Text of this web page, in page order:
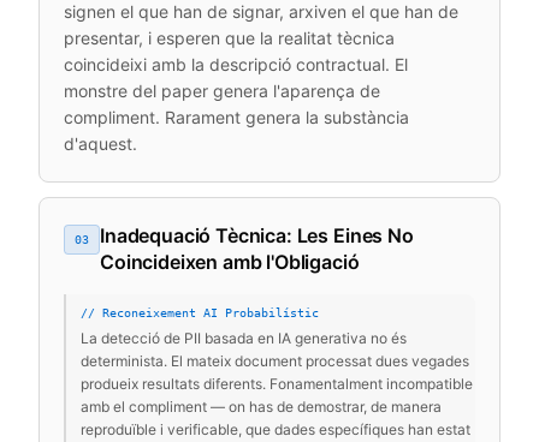
signen el que han de signar, arxiven el que han de
presentar, i esperen que la realitat tècnica
coincideixi amb la descripció contractual. El
monstre del paper genera l'aparença de
compliment. Rarament genera la substància
d'aquest.
03
Inadequació Tècnica: Les Eines No
Coincideixen amb l'Obligació
// Reconeixement AI Probabilístic
La detecció de PII basada en IA generativa no és
determinista. El mateix document processat dues vegades
produeix resultats diferents. Fonamentalment incompatible
amb el compliment — on has de demostrar, de manera
reproduïble i verificable, que dades específiques han estat